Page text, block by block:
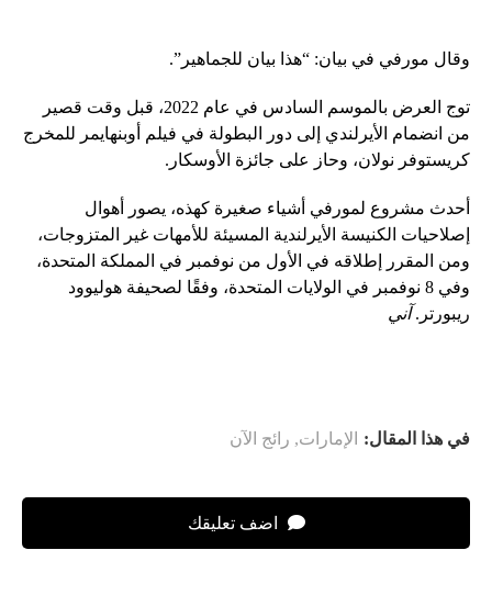
وقال مورفي في بيان: “هذا بيان للجماهير”.
توج العرض بالموسم السادس في عام 2022، قبل وقت قصير
من انضمام الأيرلندي إلى دور البطولة في فيلم أوبنهايمر للمخرج
كريستوفر نولان، وحاز على جائزة الأوسكار.
أحدث مشروع لمورفي أشياء صغيرة كهذه، يصور أهوال
إصلاحيات الكنيسة الأيرلندية المسيئة للأمهات غير المتزوجات،
ومن المقرر إطلاقه في الأول من نوفمبر في المملكة المتحدة،
وفي 8 نوفمبر في الولايات المتحدة، وفقًا لصحيفة هوليوود
ريبورتر.آني
في هذا المقال: الإمارات, رائج الآن
اضف تعليقك